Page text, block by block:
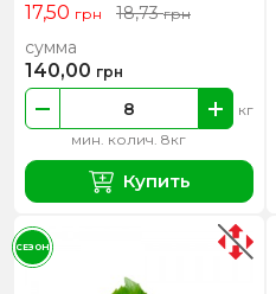
17,50 грн 18,73грн
мин. колич. 8кг
кг
сумма
140,00 грн
Купить
СЕЗОН